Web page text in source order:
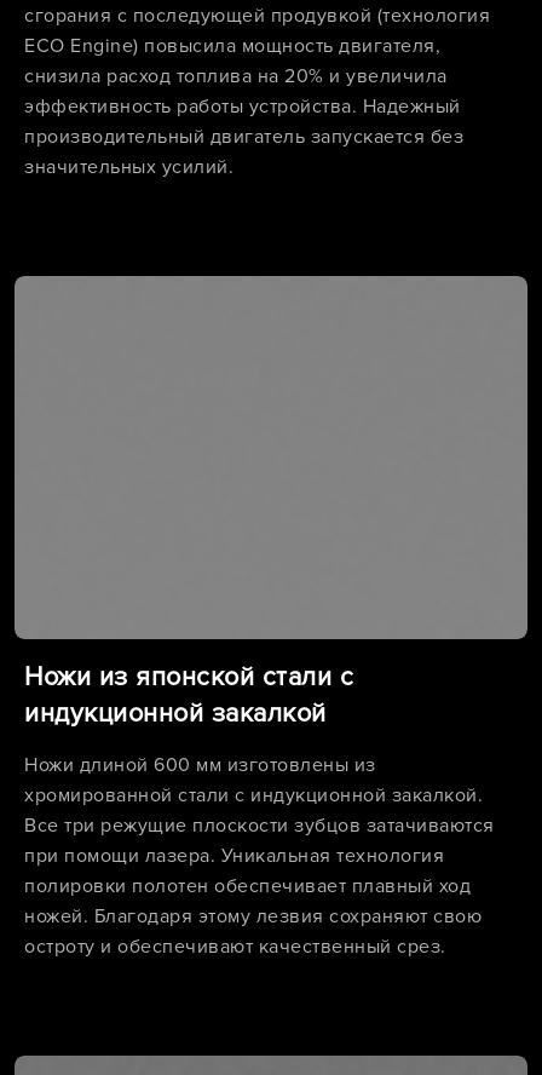
сгорания с последующей продувкой (технология
ECO Engine) повысила мощность двигателя,
снизила расход топлива на 20% и увеличила
эффективность работы устройства. Надежный
производительный двигатель запускается без
значительных усилий.
Ножи из японской стали с
индукционной закалкой
Ножи длиной 600 мм изготовлены из
хромированной стали с индукционной закалкой.
Все три режущие плоскости зубцов затачиваются
при помощи лазера. Уникальная технология
полировки полотен обеспечивает плавный ход
ножей. Благодаря этому лезвия сохраняют свою
остроту и обеспечивают качественный срез.